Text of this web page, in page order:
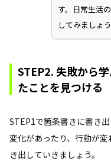
す。日常生活
してみましょう
STEP2. 失敗から
たことを見つける
STEP1で箇条書きに書き
変化があったり、行動が
き出していきましょう。